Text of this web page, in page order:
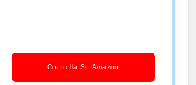
Controlla Su Amazon